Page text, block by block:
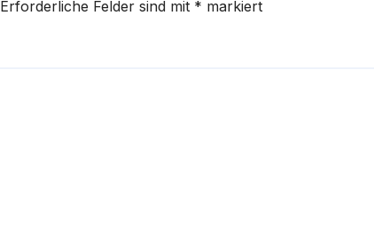
Erforderliche Felder sind mit * markiert